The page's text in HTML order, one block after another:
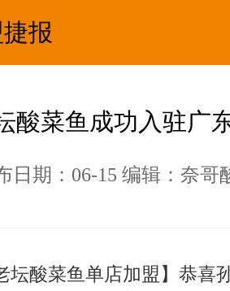
报
酸菜鱼成功入驻广
日期：06-15 编辑：奈哥
坛酸菜鱼单店加盟】恭喜